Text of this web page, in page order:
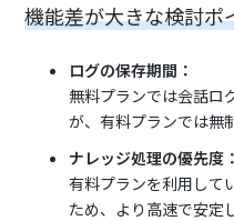
機能差が大きな検討ポ
ログの保存期間：
無料プランでは会話ロ
が、有料プランでは無
ナレッジ処理の優先度：
有料プランを利用して
ため、より高速で安定